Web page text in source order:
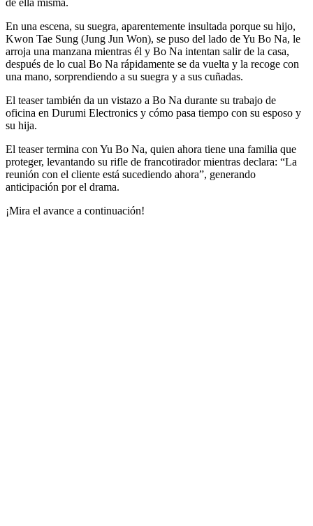
En una escena, su suegra, aparentemente insultada porque su hijo,
Kwon Tae Sung (Jung Jun Won), se puso del lado de Yu Bo Na, le
arroja una manzana mientras él y Bo Na intentan salir de la casa,
después de lo cual Bo Na rápidamente se da vuelta y la recoge con
una mano, sorprendiendo a su suegra y a sus cuñadas.
El teaser también da un vistazo a Bo Na durante su trabajo de
oficina en Durumi Electronics y cómo pasa tiempo con su esposo y
su hija.
El teaser termina con Yu Bo Na, quien ahora tiene una familia que
proteger, levantando su rifle de francotirador mientras declara: “La
reunión con el cliente está sucediendo ahora”, generando
anticipación por el drama.
¡Mira el avance a continuación!